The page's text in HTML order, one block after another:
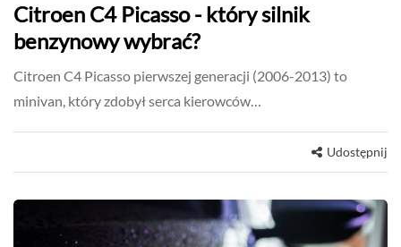
Citroen C4 Picasso - który silnik
benzynowy wybrać?
Citroen C4 Picasso pierwszej generacji (2006-2013) to
minivan, który zdobył serca kierowców…
Udostępnij